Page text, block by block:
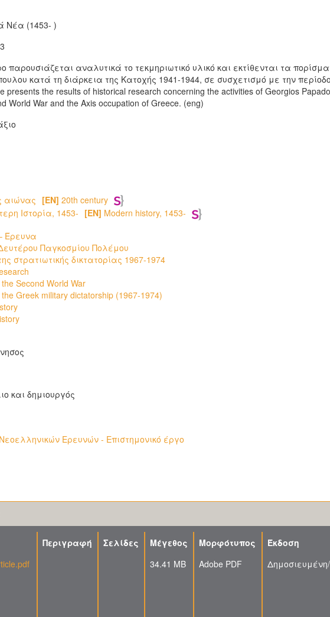
Νέα (1453- )
παρουσιάζεται αναλυτικά το τεκμηριωτικό υλικό και εκτίθενται τα
κατά τη διάρκεια της Κατοχής 1941-1944, σε συσχετισμό με την
presents the results of historical research concerning the activities of Georgios
World War and the Axis occupation of Greece. (eng)
αιώνας [EN] 20th century
Ιστορία, 1453- [EN] Modern history, 1453-
Έρευνα
Παγκοσμίου Πολέμου
στρατιωτικής δικτατορίας 1967-1974
Second World War
Greek military dictatorship (1967-1974)
και δημιουργός
Ερευνών - Επιστημονικό έργο
Περιγραφή Σελίδες Μέγεθος Μορφότυπος Έκδοση
34.41 MB Adobe PDF